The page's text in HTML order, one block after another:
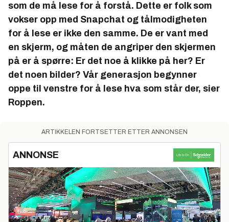
som de må lese for å forstå. Dette er folk som
vokser opp med Snapchat og tålmodigheten
for å lese er ikke den samme. De er vant med
en skjerm, og måten de angriper den skjermen
på er å spørre: Er det noe å klikke på her? Er
det noen bilder? Vår generasjon begynner
oppe til venstre for å lese hva som står der, sier
Roppen.
ARTIKKELEN FORTSETTER ETTER ANNONSEN
ANNONSE